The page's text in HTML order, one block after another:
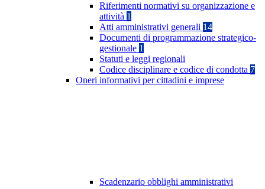
Riferimenti normativi su organizzazione e
attività 1
Atti amministrativi generali 14
Documenti di programmazione strategico-
gestionale 1
Statuti e leggi regionali
Codice disciplinare e codice di condotta 7
Oneri informativi per cittadini e imprese
Scadenzario obblighi amministrativi